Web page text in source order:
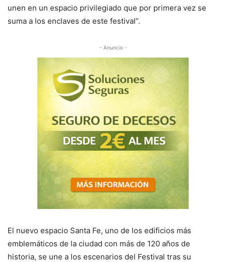
unen en un espacio privilegiado que por primera vez se
suma a los enclaves de este festival”.
- Anuncio -
El nuevo espacio Santa Fe, uno de los edificios más
emblemáticos de la ciudad con más de 120 años de
historia, se une a los escenarios del Festival tras su